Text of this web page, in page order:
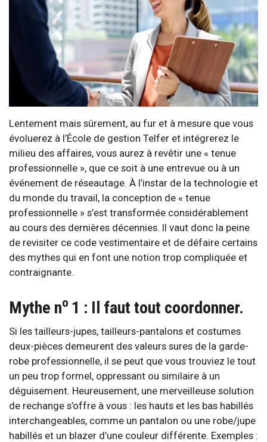
Lentement mais sûrement, au fur et à mesure que vous
évoluerez à l’École de gestion Telfer et intégrerez le
milieu des affaires, vous aurez à revêtir une « tenue
professionnelle », que ce soit à une entrevue ou à un
événement de réseautage. À l’instar de la technologie et
du monde du travail, la conception de « tenue
professionnelle » s’est transformée considérablement
au cours des dernières décennies. Il vaut donc la peine
de revisiter ce code vestimentaire et de défaire certains
des mythes qui en font une notion trop compliquée et
contraignante.
Mythe no 1 : Il faut tout coordonner.
Si les tailleurs-jupes, tailleurs-pantalons et costumes
deux-pièces demeurent des valeurs sures de la garde-
robe professionnelle, il se peut que vous trouviez le tout
un peu trop formel, oppressant ou similaire à un
déguisement. Heureusement, une merveilleuse solution
de rechange s’offre à vous : les hauts et les bas habillés
interchangeables, comme un pantalon ou une robe/jupe
habillés et un blazer d’une couleur différente. Exemples :